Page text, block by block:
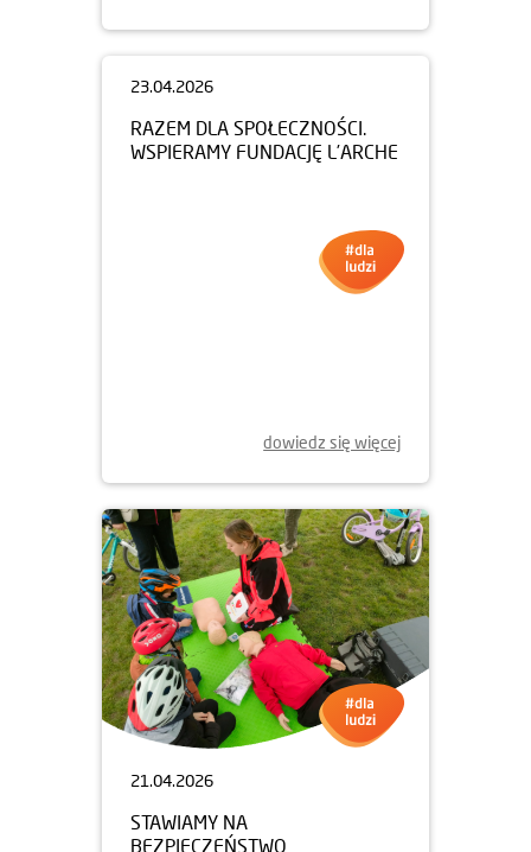
dowiedz się więcej
21.04.2026
STAWIAMY NA
BEZPIECZEŃSTWO